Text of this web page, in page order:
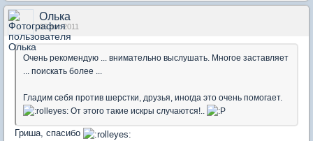
Олька
06 авг 2011
Очень рекомендую ... внимательно выслушать. Многое заставляет
... поискать более ...
Гладим себя против шерстки, друзья, иногда это очень помогает.
От этого такие искры случаются!..
Гриша, спасибо